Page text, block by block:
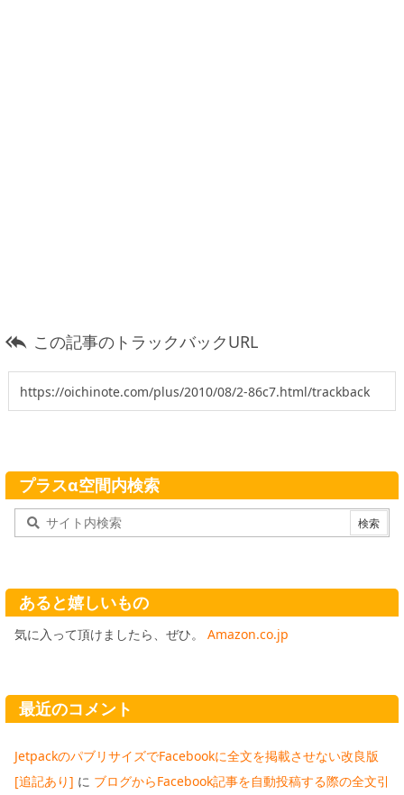
 この記事のトラックバックURL
プラスα空間内検索
あると嬉しいもの
気に入って頂けましたら、ぜひ。 Amazon.co.jp
最近のコメント
JetpackのパブリサイズでFacebookに全文を掲載させない改良版
[追記あり] に ブログからFacebook記事を自動投稿する際の全文引